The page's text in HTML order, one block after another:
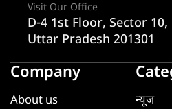
Visit Our Office
D-4 1st Floor, Sector 10,
Uttar Pradesh 201301
Company
About us
न्यूज